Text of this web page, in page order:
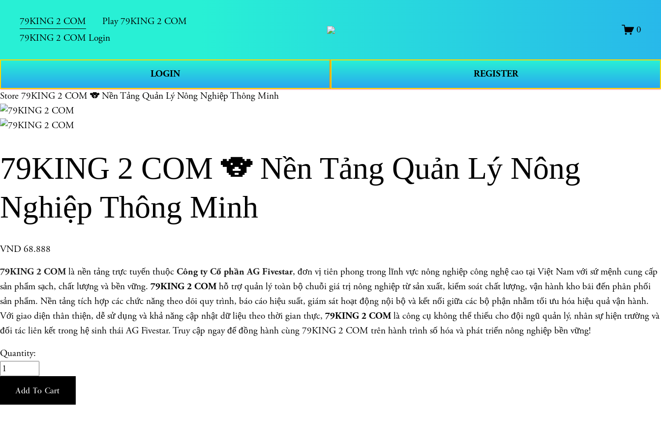
79KING 2 COM
Play 79KING 2 COM
79KING 2 COM Login
0
LOGIN REGISTER
Store 79KING 2 COM 🐨 Nền Tảng Quản Lý Nông Nghiệp Thông Minh
79KING 2 COM 🐨 Nền Tảng Quản Lý Nông
Nghiệp Thông Minh
VND 68.888
79KING 2 COM là nền tảng trực tuyến thuộc Công ty Cổ phần AG Fivestar, đơn vị tiên phong trong lĩnh vực nông nghiệp công nghệ cao tại Việt Nam với sứ mệnh cung cấp
sản phẩm sạch, chất lượng và bền vững. 79KING 2 COM hỗ trợ quản lý toàn bộ chuỗi giá trị nông nghiệp từ sản xuất, kiểm soát chất lượng, vận hành kho bãi đến phân phối
sản phẩm. Nền tảng tích hợp các chức năng theo dõi quy trình, báo cáo hiệu suất, giám sát hoạt động nội bộ và kết nối giữa các bộ phận nhằm tối ưu hóa hiệu quả vận hành.
Với giao diện thân thiện, dễ sử dụng và khả năng cập nhật dữ liệu theo thời gian thực, 79KING 2 COM là công cụ không thể thiếu cho đội ngũ quản lý, nhân sự hiện trường và
đối tác liên kết trong hệ sinh thái AG Fivestar. Truy cập ngay để đồng hành cùng 79KING 2 COM trên hành trình số hóa và phát triển nông nghiệp bền vững!
Quantity:
Add To Cart